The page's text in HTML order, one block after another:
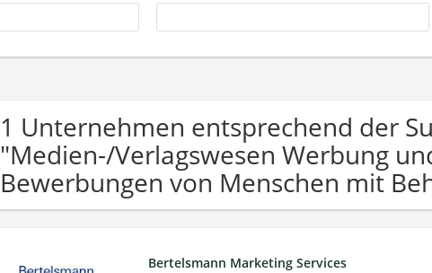
1 Unternehmen entsprechend der
"Medien-/Verlagswesen Werbung
Bewerbungen von Menschen mit
Bertelsmann Marketing Services